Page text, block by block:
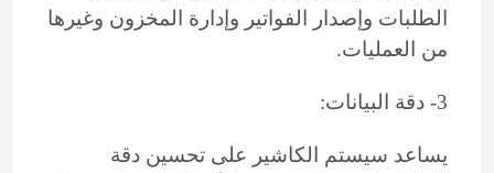
الطلبات وإصدار الفواتير وإدارة المخزون وغيرها
من العمليات.
3- دقة البيانات:
يساعد سيستم الكاشير على تحسين دقة